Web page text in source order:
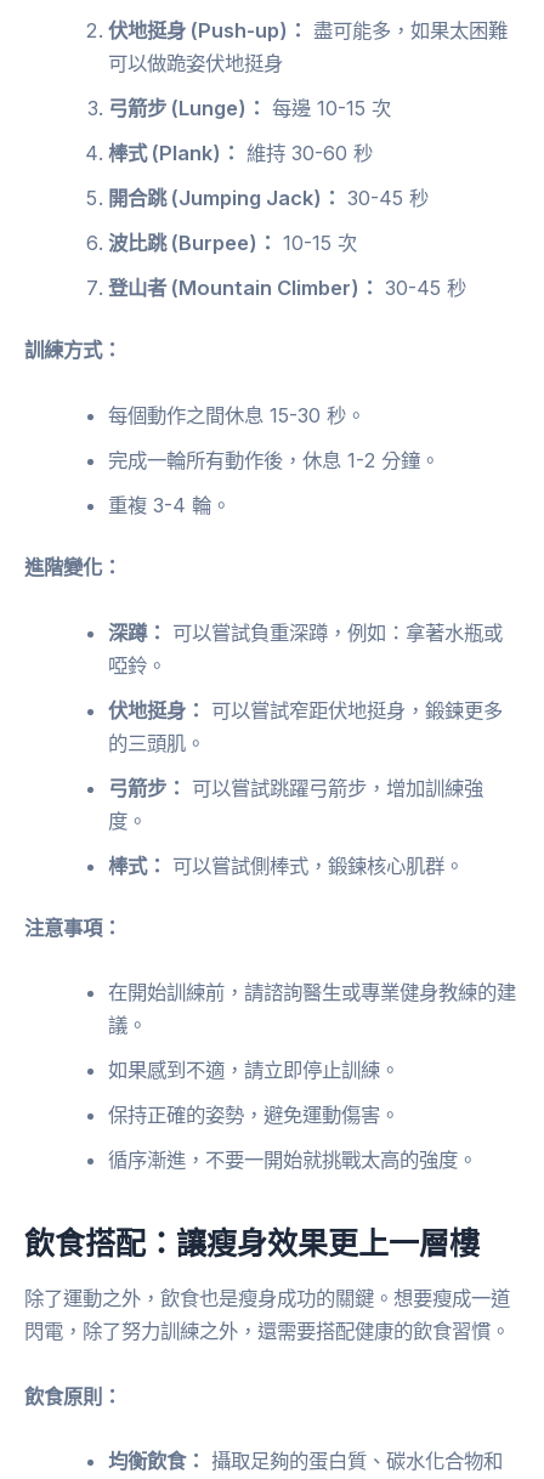
伏地挺身 (Push-up)： 盡可能多，如果太困難
可以做跪姿伏地挺身
弓箭步 (Lunge)： 每邊 10-15 次
棒式 (Plank)： 維持 30-60 秒
開合跳 (Jumping Jack)： 30-45 秒
波比跳 (Burpee)： 10-15 次
登山者 (Mountain Climber)： 30-45 秒
訓練方式：
每個動作之間休息 15-30 秒。
完成一輪所有動作後，休息 1-2 分鐘。
重複 3-4 輪。
進階變化：
深蹲： 可以嘗試負重深蹲，例如：拿著水瓶或
啞鈴。
伏地挺身： 可以嘗試窄距伏地挺身，鍛鍊更多
的三頭肌。
弓箭步： 可以嘗試跳躍弓箭步，增加訓練強
度。
棒式： 可以嘗試側棒式，鍛鍊核心肌群。
注意事項：
在開始訓練前，請諮詢醫生或專業健身教練的建
議。
如果感到不適，請立即停止訓練。
保持正確的姿勢，避免運動傷害。
循序漸進，不要一開始就挑戰太高的強度。
飲食搭配：讓瘦身效果更上一層樓
除了運動之外，飲食也是瘦身成功的關鍵。想要瘦成一道
閃電，除了努力訓練之外，還需要搭配健康的飲食習慣。
飲食原則：
均衡飲食： 攝取足夠的蛋白質、碳水化合物和